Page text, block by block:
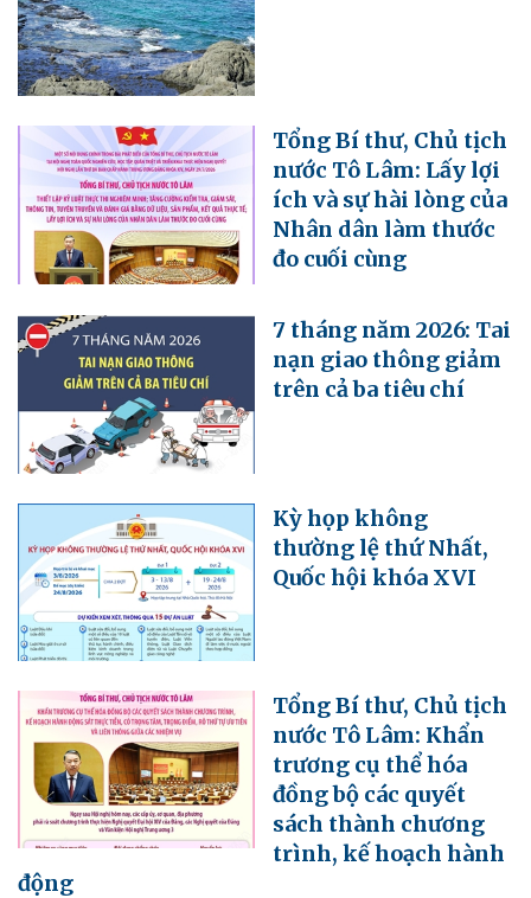
Tổng Bí thư, Chủ tịch
nước Tô Lâm: Lấy lợi
ích và sự hài lòng của
Nhân dân làm thước
đo cuối cùng
7 tháng năm 2026: Tai
nạn giao thông giảm
trên cả ba tiêu chí
Kỳ họp không
thường lệ thứ Nhất,
Quốc hội khóa XVI
Tổng Bí thư, Chủ tịch
nước Tô Lâm: Khẩn
trương cụ thể hóa
đồng bộ các quyết
sách thành chương
trình, kế hoạch hành
động